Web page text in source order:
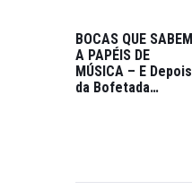
BOCAS QUE SABEM
A PAPÉIS DE
MÚSICA – E Depois
da Bofetada…